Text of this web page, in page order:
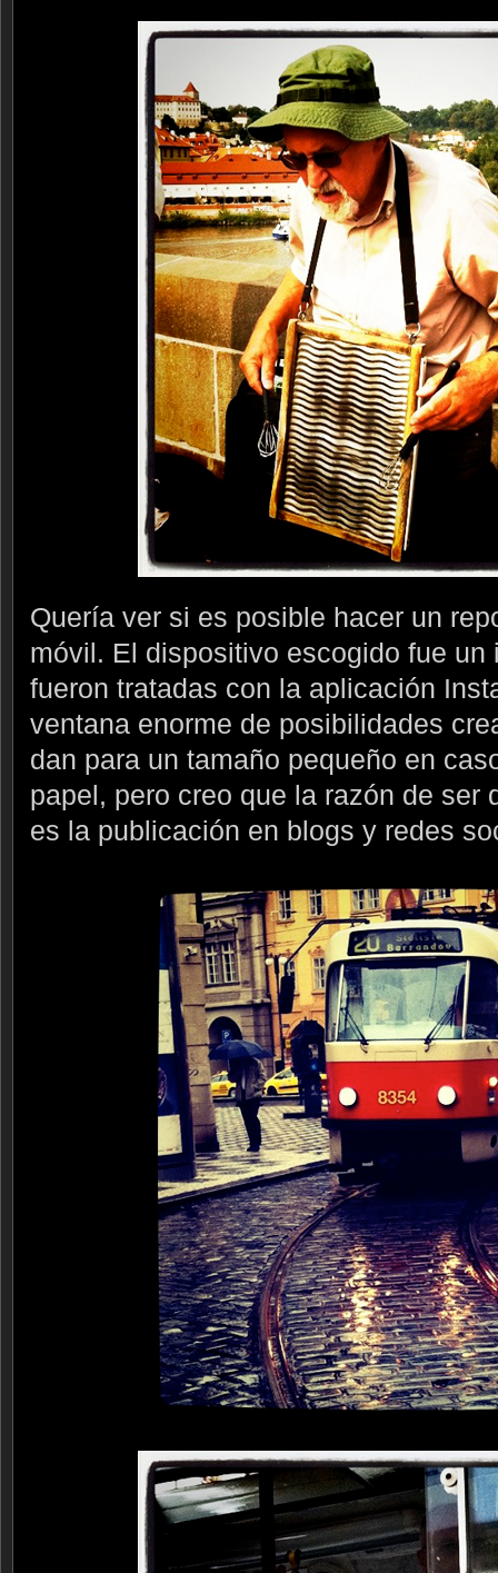
Quería ver si es posible hacer un
móvil. El dispositivo escogido fue un
fueron tratadas con la aplicación
ventana enorme de posibilidades
dan para un tamaño pequeño en
papel, pero creo que la razón de ser
es la publicación en blogs y redes